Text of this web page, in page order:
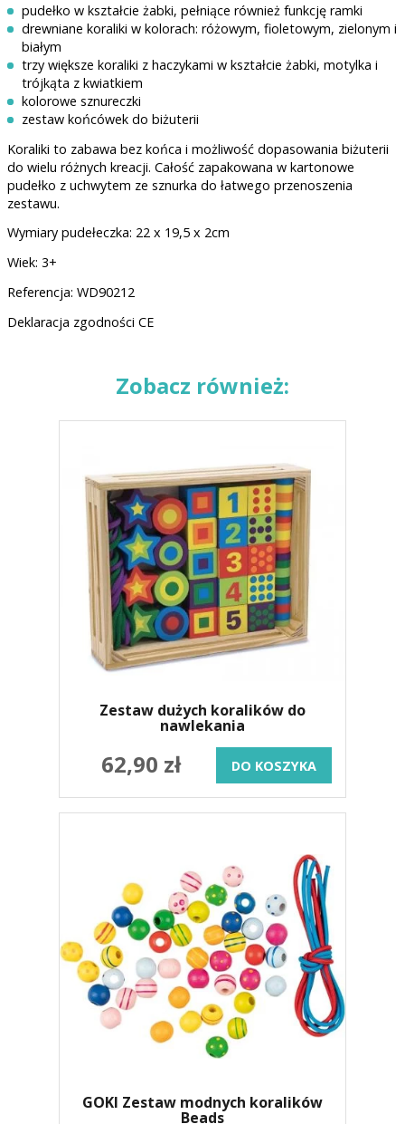
pudełko w kształcie żabki, pełniące również funkcję ramki
drewniane koraliki w kolorach: różowym, fioletowym, zielonym i
białym
trzy większe koraliki z haczykami w kształcie żabki, motylka i
trójkąta z kwiatkiem
kolorowe sznureczki
zestaw końcówek do biżuterii
Koraliki to zabawa bez końca i możliwość dopasowania biżuterii
do wielu różnych kreacji. Całość zapakowana w kartonowe
pudełko z uchwytem ze sznurka do łatwego przenoszenia
zestawu.
Wymiary pudełeczka: 22 x 19,5 x 2cm
Wiek: 3+
Referencja: WD90212
Deklaracja zgodności CE
Zobacz również:
Zestaw dużych koralików do
nawlekania
62,90 zł DO KOSZYKA
GOKI Zestaw modnych koralików
Beads